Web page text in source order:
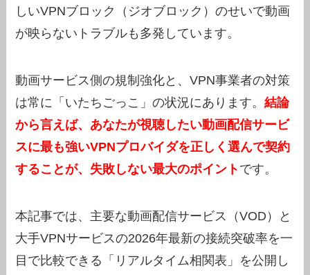
しいVPNブロック（ジオブロック）のせいで動画
が映らないトラブルも多発しています。
動画サービス側の規制強化と、VPN事業者の対策
は常に「いたちごっこ」の状況にあります。結論
から言えば、あなたが視聴したい動画配信サービ
スに最も強いVPNプロバイダを正しく選んで契約
することが、失敗しない最大のポイント です。
本記事では、主要な動画配信サービス（VOD）と
大手VPNサービスの2026年最新の接続突破率を一
目で比較できる「リアルタイム相関表」を公開し